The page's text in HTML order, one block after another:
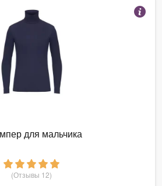
для мальчика
(Отзывы 12)